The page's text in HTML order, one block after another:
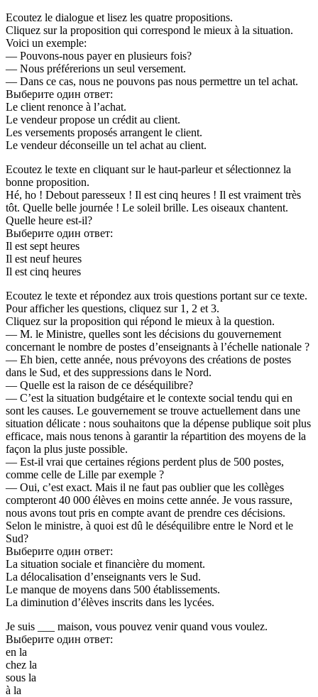
Ecoutez le dialogue et lisez les quatre propositions.
Cliquez sur la proposition qui correspond le mieux à la situation.
Voici un exemple:
— Pouvons-nous payer en plusieurs fois?
— Nous préférerions un seul versement.
— Dans ce cas, nous ne pouvons pas nous permettre un tel achat.
Выберите один ответ:
Le client renonce à l’achat.
Le vendeur propose un crédit au client.
Les versements proposés arrangent le client.
Le vendeur déconseille un tel achat au client.
Ecoutez le texte en cliquant sur le haut-parleur et sélectionnez la
bonne proposition.
Hé, ho ! Debout paresseux ! Il est cinq heures ! Il est vraiment très
tôt. Quelle belle journée ! Le soleil brille. Les oiseaux chantent.
Quelle heure est-il?
Выберите один ответ:
Il est sept heures
Il est neuf heures
Il est cinq heures
Ecoutez le texte et répondez aux trois questions portant sur ce texte.
Pour afficher les questions, cliquez sur 1, 2 et 3.
Cliquez sur la proposition qui répond le mieux à la question.
— M. le Ministre, quelles sont les décisions du gouvernement
concernant le nombre de postes d’enseignants à l’échelle nationale ?
— Eh bien, cette année, nous prévoyons des créations de postes
dans le Sud, et des suppressions dans le Nord.
— Quelle est la raison de ce déséquilibre?
— C’est la situation budgétaire et le contexte social tendu qui en
sont les causes. Le gouvernement se trouve actuellement dans une
situation délicate : nous souhaitons que la dépense publique soit plus
efficace, mais nous tenons à garantir la répartition des moyens de la
façon la plus juste possible.
— Est-il vrai que certaines régions perdent plus de 500 postes,
comme celle de Lille par exemple ?
— Oui, c’est exact. Mais il ne faut pas oublier que les collèges
compteront 40 000 élèves en moins cette année. Je vous rassure,
nous avons tout pris en compte avant de prendre ces décisions.
Selon le ministre, à quoi est dû le déséquilibre entre le Nord et le
Sud?
Выберите один ответ:
La situation sociale et financière du moment.
La délocalisation d’enseignants vers le Sud.
Le manque de moyens dans 500 établissements.
La diminution d’élèves inscrits dans les lycées.
Je suis ___ maison, vous pouvez venir quand vous voulez.
Выберите один ответ:
en la
chez la
sous la
à la